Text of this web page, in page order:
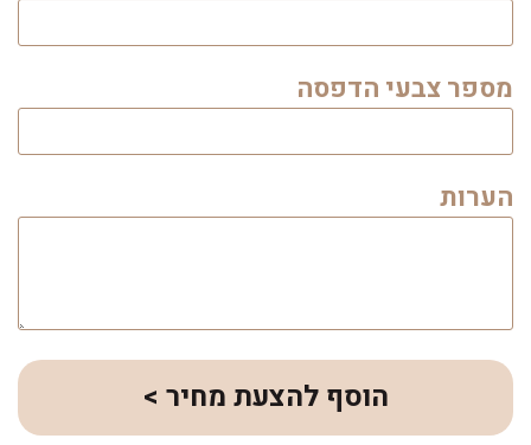
מספר צבעי הדפסה
הערות
הוסף להצעת מחיר >